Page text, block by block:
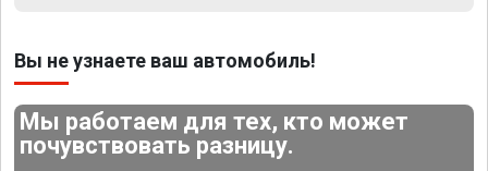
Вы не узнаете ваш автомобиль!
Мы работаем для тех, кто может
почувствовать разницу.